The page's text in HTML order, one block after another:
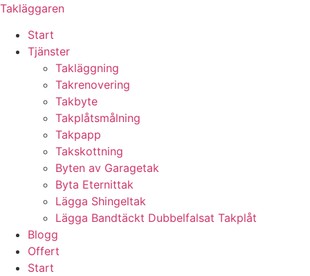
Skip
content
Takläggaren
Start
Tjänster
Takläggning
Takrenovering
Takbyte
Takplåtsmålning
Takpapp
Takskottning
Byten av Garagetak
Byta Eternittak
Lägga Shingeltak
Lägga Bandtäckt Dubbelfalsat Takplåt
Blogg
Offert
Start